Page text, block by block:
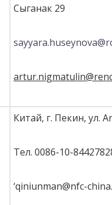
Сыганак 29
Китай, г. Пекин, ул.
Тел. 0086-10-
‘qiniunman@nfc-